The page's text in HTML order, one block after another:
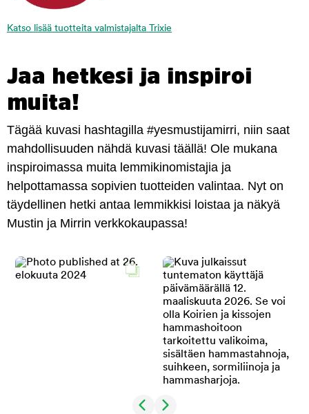
Katso lisää tuotteita valmistajalta Trixie
Jaa hetkesi ja inspiroi
muita!
Tägää kuvasi hashtagilla #yesmustijamirri, niin saat
mahdollisuuden nähdä kuvasi täällä! Ole mukana
inspiroimassa muita lemmikinomistajia ja
helpottamassa sopivien tuotteiden valintaa. Nyt on
täydellinen hetki antaa lemmikkisi loistaa ja näkyä
Mustin ja Mirrin verkkokaupassa!